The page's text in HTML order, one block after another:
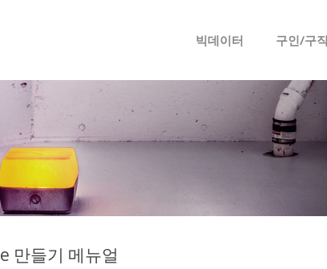
빅데이터 구인/구직
만들기 메뉴얼